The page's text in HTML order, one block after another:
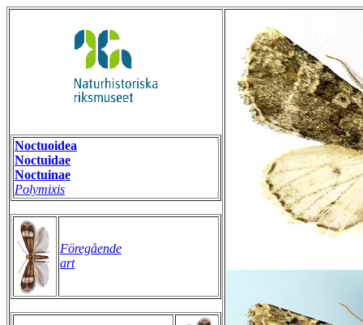
Noctuoidea
Noctuidae
Noctuinae
Polymixis
Föregående
art